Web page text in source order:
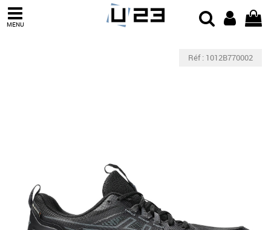
MENU
Réf : 1012B770002